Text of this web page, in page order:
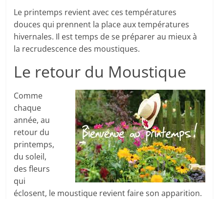
Le printemps revient avec ces températures
douces qui prennent la place aux températures
hivernales. Il est temps de se préparer au mieux à
la recrudescence des moustiques.
Le retour du Moustique
Comme
chaque
année, au
retour du
printemps,
du soleil,
des fleurs
qui
éclosent, le moustique revient faire son apparition.